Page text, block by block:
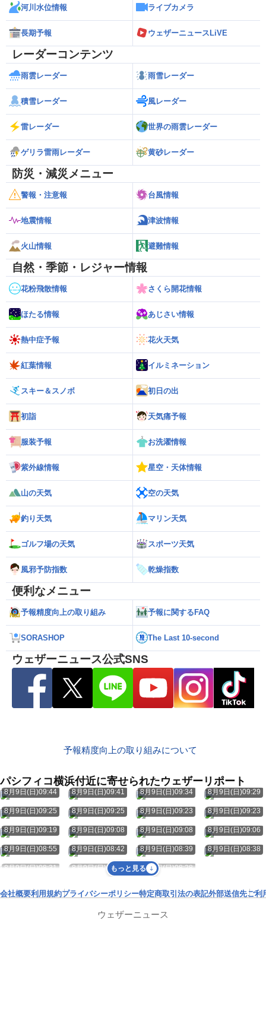
河川水位情報 ライブカメラ
長期予報 ウェザーニュースLiVE
レーダーコンテンツ
雨雲レーダー 雨雪レーダー
積雪レーダー 風レーダー
雷レーダー 世界の雨雲レーダー
ゲリラ雷雨レーダー 黄砂レーダー
防災・減災メニュー
警報・注意報 台風情報
地震情報 津波情報
火山情報 避難情報
自然・季節・レジャー情報
花粉飛散情報 さくら開花情報
ほたる情報 あじさい情報
熱中症予報 花火天気
紅葉情報 イルミネーション
スキー＆スノボ 初日の出
初詣 天気痛予報
服装予報 お洗濯情報
紫外線情報 星空・天体情報
山の天気 空の天気
釣り天気 マリン天気
ゴルフ場の天気 スポーツ天気
風邪予防指数 乾燥指数
便利なメニュー
予報精度向上の取り組み 予報に関するFAQ
SORASHOP The Last 10-second
ウェザーニュース公式SNS
予報精度向上の取り組みについて
パシフィコ横浜付近に寄せられたウェザーリポート
8月9日(日)09:44 8月9日(日)09:41 8月9日(日)09:34 8月9日(日)09:29
8月9日(日)09:25 8月9日(日)09:25 8月9日(日)09:23 8月9日(日)09:23
8月9日(日)09:19 8月9日(日)09:08 8月9日(日)09:08 8月9日(日)09:06
8月9日(日)08:55 8月9日(日)08:42 8月9日(日)08:39 8月9日(日)08:38
8月9日(日)08:31 8月9日(日)08:28 8月9日(日)08:28
もっと見る
会社概要利用規約プライバシーポリシー特定商取引法の表記外部送信先ご利
ウェザーニュース